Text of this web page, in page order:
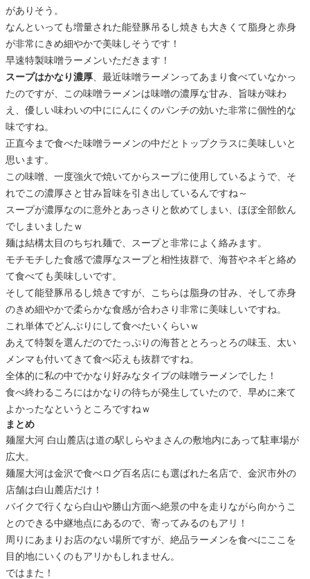
がありそう。
なんといっても増量された能登豚吊るし焼きも大きくて脂身と赤身
が非常にきめ細やかで美味しそうです！
早速特製味噌ラーメンいただきます！
スープはかなり濃厚 、最近味噌ラーメンってあまり食べていなかっ
たのですが、この味噌ラーメンは味噌の濃厚な甘み、旨味が味わ
え、優しい味わいの中ににんにくのパンチの効いた非常に個性的な
味ですね。
正直今まで食べた味噌ラーメンの中だとトップクラスに美味しいと
思います。
この味噌、一度強火で焼いてからスープに使用しているようで、そ
れでこの濃厚さと甘み旨味を引き出しているんですね～
スープが濃厚なのに意外とあっさりと飲めてしまい、ほぼ全部飲ん
でしまいましたｗ
麺は結構太目のちぢれ麺で、スープと非常によく絡みます。
モチモチした食感で濃厚なスープと相性抜群で、海苔やネギと絡め
て食べても美味しいです。
そして能登豚吊るし焼きですが、こちらは脂身の甘み、そして赤身
のきめ細やかで柔らかな食感が合わさり非常に美味しいですね。
これ単体でどんぶりにして食べたいくらいｗ
あえて特製を選んだのでたっぷりの海苔ととろっとろの味玉、太い
メンマも付いてきて食べ応えも抜群ですね。
全体的に私の中でかなり好みなタイプの味噌ラーメンでした！
食べ終わるころにはかなりの待ちが発生していたので、早めに来て
よかったなというところですねｗ
まとめ
麺屋大河 白山麓店は道の駅しらやまさんの敷地内にあって駐車場が
広大。
麺屋大河は金沢で食べログ百名店にも選ばれた名店で、金沢市外の
店舗は白山麓店だけ！
バイクで行くなら白山や勝山方面へ絶景の中を走りながら向かうこ
とのできる中継地点にあるので、寄ってみるのもアリ！
周りにあまりお店のない場所ですが、絶品ラーメンを食べにここを
目的地にいくのもアリかもしれません。
ではまた！